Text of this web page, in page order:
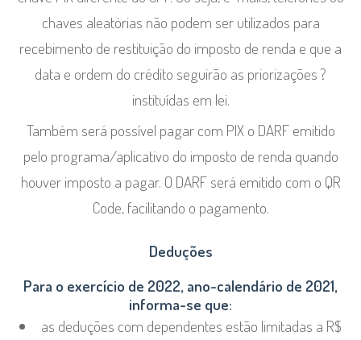
chaves aleatórias não podem ser utilizados para
recebimento de restituição do imposto de renda e que a
data e ordem do crédito seguirão as priorizações ?
instituídas em lei.
Também será possível pagar com PIX o DARF emitido
pelo programa/aplicativo do imposto de renda quando
houver imposto a pagar. O DARF será emitido com o QR
Code, facilitando o pagamento.
Deduções
Para o exercício de 2022, ano-calendário de 2021,
informa-se que:
as deduções com dependentes estão limitadas a R$